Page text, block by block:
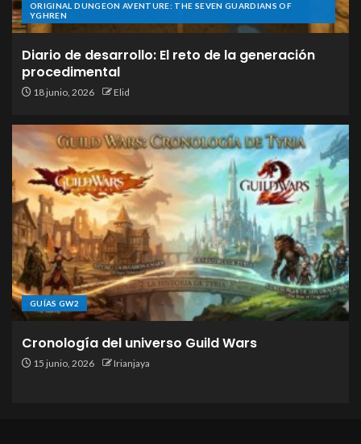
ORIGINAL DUNGEON AVENTURE: THE SEVEN GUARDIANS OF
YGHREN
Diario de desarrollo: El reto de la generación
procedimental
18 junio, 2026 Elid
GUÍAS GW2
Cronología del universo Guild Wars
15 junio, 2026 Irianjaya